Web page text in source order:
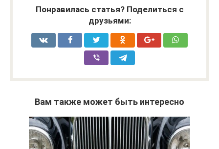
Понравилась статья? Поделиться с
друзьями:
Вам также может быть интересно